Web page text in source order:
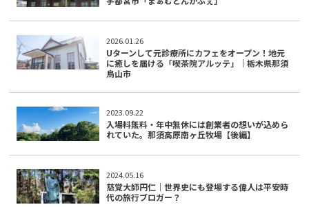
2026.01.26
Uターンして元診療所にカフェをオープン！地元
に癒しを届ける「喫茶院アルッテ」｜栃木県那須
烏山市
2023.09.22
入場料無料・年中無休には創業者の想いが込めら
れていた。那須高原南ヶ丘牧場【後編】
2024.05.16
慈覚大師円仁｜世界史にも登場する偉人は平安時
代の旅行ブロガー？